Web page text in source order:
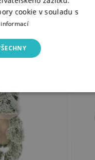
cookie v souladu s
informací